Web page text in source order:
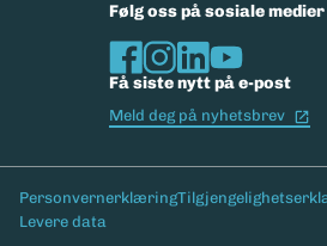
Følg oss på sosiale medier
Få siste nytt på e-post
Meld deg på nyhetsbrev
Bunntekst
Personvernerklæring
Levere data